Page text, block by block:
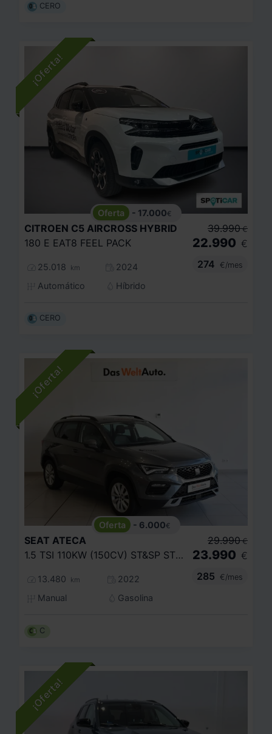
CERO
- 17.000€
CITROEN C5 AIRCROSS HYBRID
180 E EAT8 FEEL PACK
25.018 km
2024
Automático
Híbrido
39.990 €
22.990 €
274
€/mes
CERO
- 6.000€
SEAT ATECA
1.5 TSI 110KW (150CV) ST&SP STYLE
13.480 km
2022
Manual
Gasolina
29.990 €
23.990 €
285
€/mes
C